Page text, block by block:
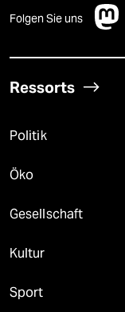
Folgen Sie uns
Ressorts
Politik
Öko
Gesellschaft
Kultur
Sport